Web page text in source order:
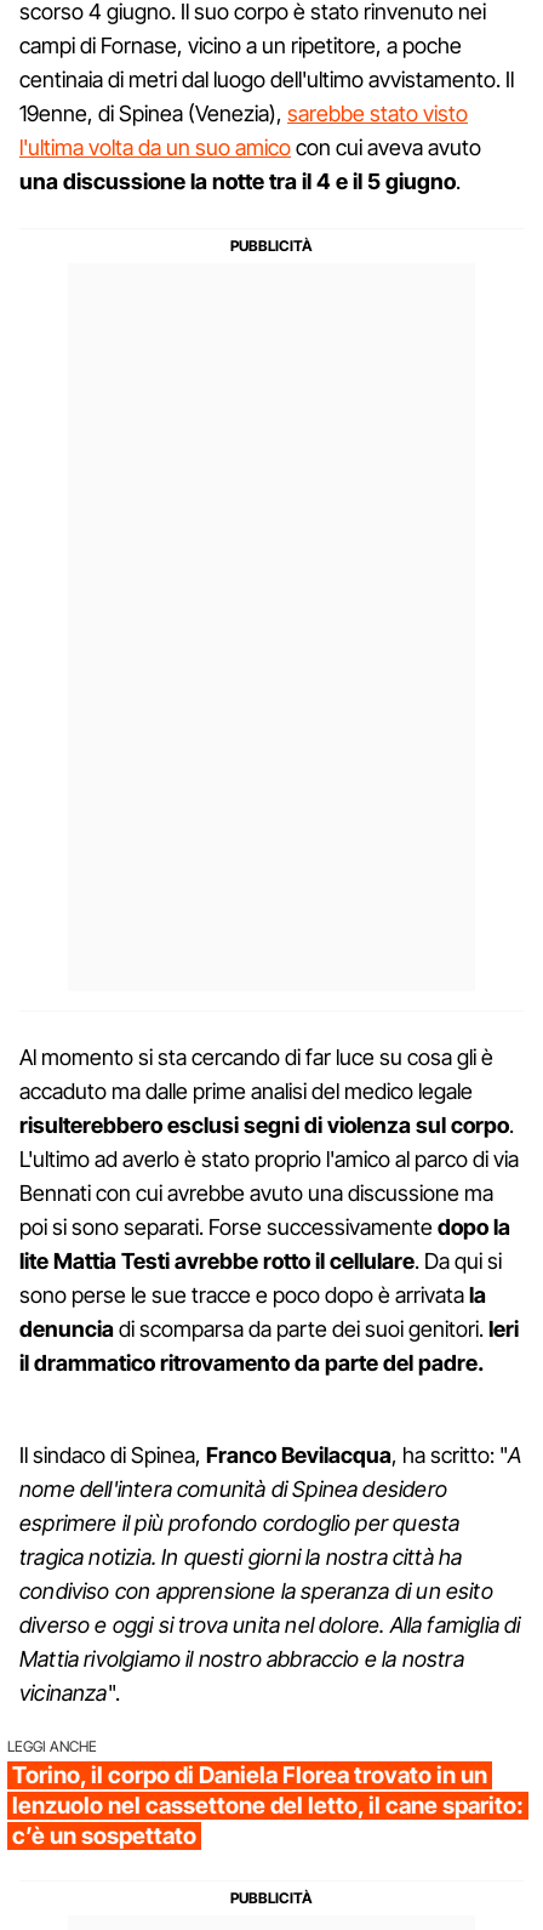
scorso 4 giugno. Il suo corpo è stato rinvenuto nei
campi di Fornase, vicino a un ripetitore, a poche
centinaia di metri dal luogo dell'ultimo avvistamento. Il
19enne, di Spinea (Venezia), sarebbe stato visto
l'ultima volta da un suo amicocon cui aveva avuto
una discussione la notte tra il 4 e il 5 giugno.
Al momento si sta cercando di far luce su cosa gli è
accaduto ma dalle prime analisi del medico legale
risulterebbero esclusi segni di violenza sul corpo.
L'ultimo ad averlo è stato proprio l'amico al parco di via
Bennati con cui avrebbe avuto una discussione ma
poi si sono separati. Forse successivamentedopo la
lite Mattia Testi avrebbe rotto il cellulare. Da qui si
sono perse le sue tracce e poco dopo è arrivatala
denunciadi scomparsa da parte dei suoi genitori.Ieri
il drammatico ritrovamento da parte del padre.
Il sindaco di Spinea, Franco Bevilacqua, ha scritto: "A
nome dell'intera comunità di Spinea desidero
esprimere il più profondo cordoglio per questa
tragica notizia. In questi giorni la nostra città ha
condiviso con apprensione la speranza di un esito
diverso e oggi si trova unita nel dolore. Alla famiglia di
Mattia rivolgiamo il nostro abbraccio e la nostra
vicinanza".
LEGGI ANCHE
Torino, il corpo di Daniela Florea trovato in un
lenzuolo nel cassettone del letto, il cane sparito:
c’è un sospettato